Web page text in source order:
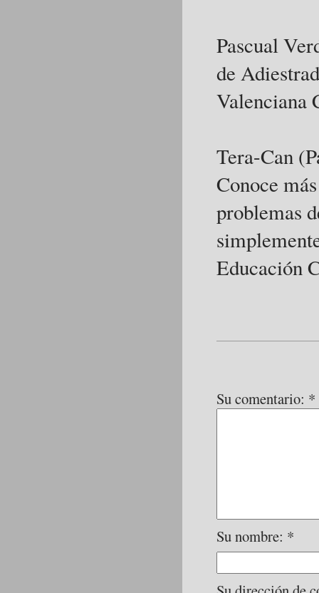
Pascual
de
Valenciana
Tera-Can
Conoce
problemas
Educación
Su comentario: *
Su nombre: *